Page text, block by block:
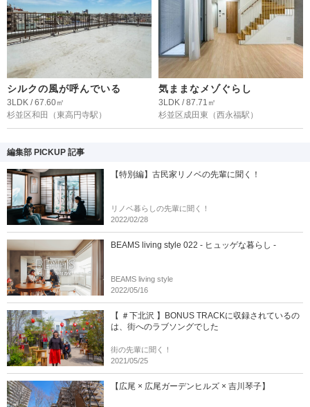
シルクの風が呼んでいる
3LDK / 67.60㎡
杉並区和田
（東高円寺駅）
気ままなメゾぐらし
3LDK / 87.71㎡
杉並区成田東 （西永福駅）
編集部 PICKUP 記事
【特別編】古民家リノベの先輩に聞く！
リノベ暮らしの先輩に聞く！
2022/02/28
BEAMS living style 022 - ヒュッゲな暮らし -
BEAMS living style
2022/05/16
【 ＃下北沢 】BONUS TRACKに収録されているの
は、街へのラブソングでした
街の先輩に聞く！
2021/05/25
【広尾 × 広尾ガーデンヒルズ × 吉川琴子】